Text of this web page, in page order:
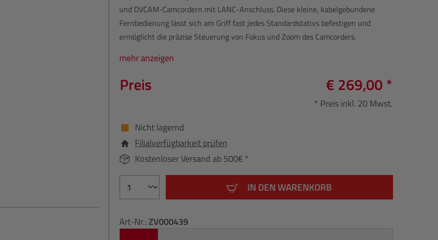
und DVCAM-Camcordern mit LANC-Anschluss. Diese kleine, kabelgebundene
Fernbedienung lässt sich am Griff fast jedes Standardstativs befestigen und
ermöglicht die präzise Steuerung von Fokus und Zoom des Camcorders.
mehr anzeigen
Preis € 269,00 *
* Preis inkl. 20 Mwst.
Nicht lagernd
Filialverfügbarkeit prüfen
Kostenloser Versand ab 500€ *
IN DEN WARENKORB
Art-Nr.: ZV000439